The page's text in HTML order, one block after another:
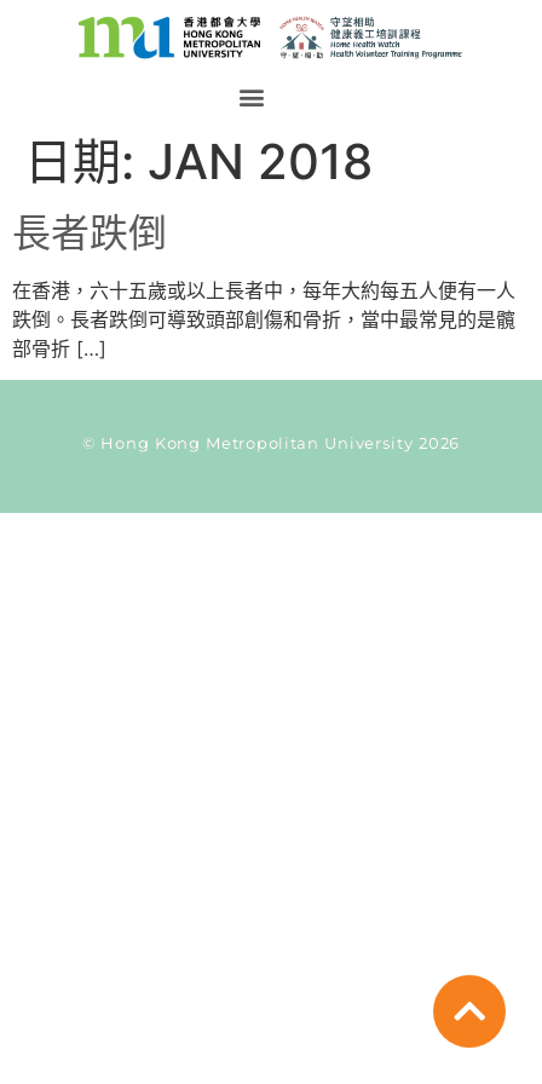
日期: JAN 2018
長者跌倒
在香港，六十五歲或以上長者中，每年大約每五人便有一人
跌倒。長者跌倒可導致頭部創傷和骨折，當中最常見的是髖
部骨折 […]
© Hong Kong Metropolitan University 2026